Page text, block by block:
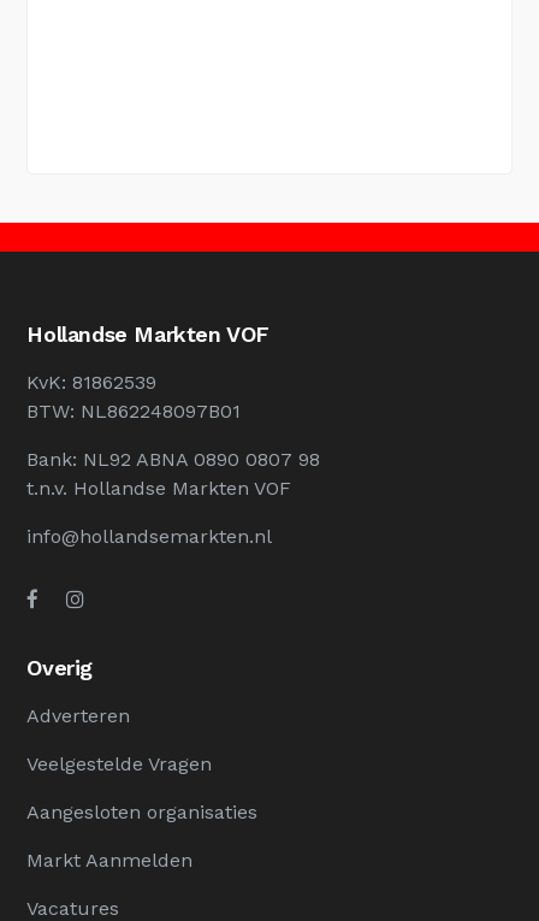
Hollandse Markten VOF
KvK: 81862539
BTW: NL862248097B01
Bank: NL92 ABNA 0890 0807 98
t.n.v. Hollandse Markten VOF
info@hollandsemarkten.nl
Overig
Adverteren
Veelgestelde Vragen
Aangesloten organisaties
Markt Aanmelden
Vacatures